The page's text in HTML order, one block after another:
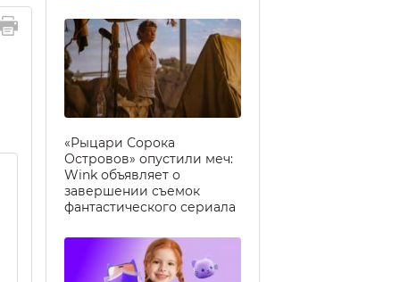
«Рыцари Сорока
Островов» опустили меч:
Wink объявляет о
завершении съемок
фантастического сериала